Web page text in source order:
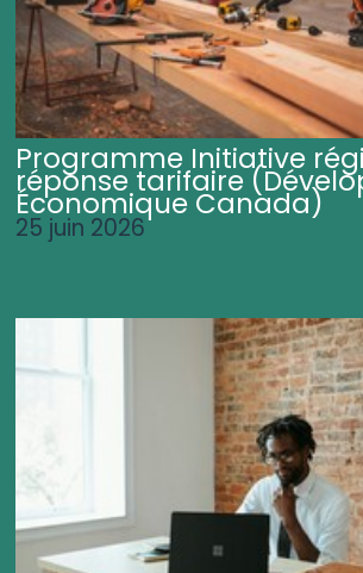
Programme Initiative
réponse tarifaire
Économique Canada)
25 juin 2026